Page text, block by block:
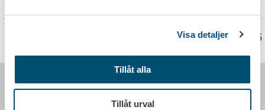
Visa detaljer
Tillåt alla
Tillåt urval
Sidan har senast uppdaterats 9.6.2025